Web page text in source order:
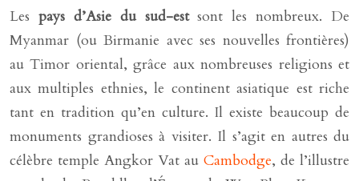
Les pays d’Asie du sud-estsont les nombreux. De
Myanmar (ou Birmanie avec ses nouvelles frontières)
au Timor oriental, grâce aux nombreuses religions et
aux multiples ethnies, le continent asiatique est riche
tant en tradition qu’en culture. Il existe beaucoup de
monuments grandioses à visiter. Il s’agit en autres du
célèbre temple Angkor Vat au Cambodge, de l’illustre